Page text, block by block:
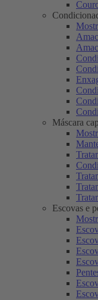
Máscara
Escovas e